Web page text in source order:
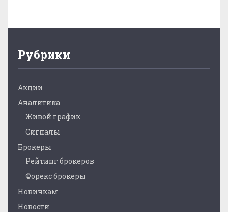
Рубрики
Акции
Аналитика
Живой график
Сигналы
Брокеры
Рейтинг брокеров
Форекс брокеры
Новичкам
Новости